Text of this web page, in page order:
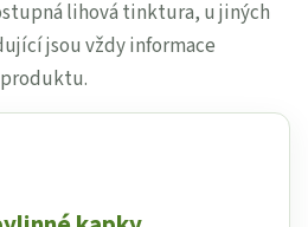
lihová tinktura, u jiných
jsou vždy informace